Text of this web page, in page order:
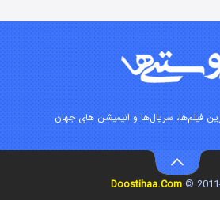
۲ (دوبله) منتشر شد
فیلم‌ها، سریال‌ها و انیمیشن های جهان
Doostihaa.Com